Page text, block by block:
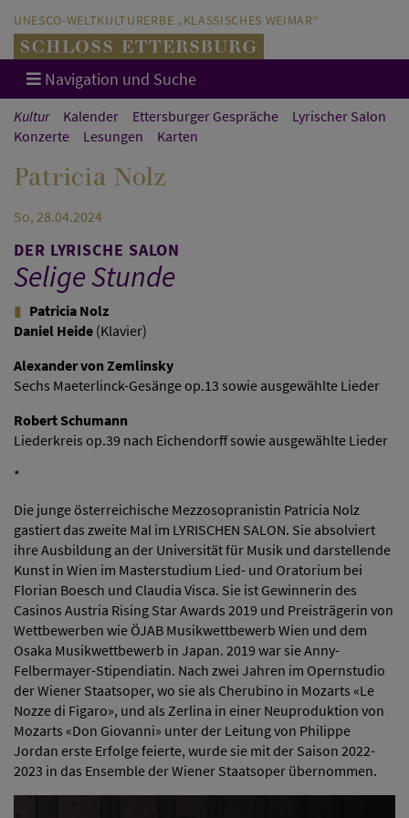
UNESCO-WELTKULTURERBE „KLASSISCHES WEIMAR“
Navigation und Suche
Kultur Kalender Ettersburger Gespräche
Lyrischer Salon
Konzerte
Lesungen Karten
Patricia Nolz
So, 28.04.2024
DER LYRISCHE SALON
Selige Stunde
Patricia Nolz
Daniel Heide (Klavier)
Alexander von Zemlinsky
Sechs Maeterlinck-Gesänge op.13 sowie ausgewählte Lieder
Robert Schumann
Liederkreis op.39 nach Eichendorff sowie ausgewählte Lieder
*
Die junge österreichische Mezzosopranistin Patricia Nolz
gastiert das zweite Mal im LYRISCHEN SALON. Sie absolviert
ihre Ausbildung an der Universität für Musik und darstellende
Kunst in Wien im Masterstudium Lied- und Oratorium bei
Florian Boesch und Claudia Visca. Sie ist Gewinnerin des
Casinos Austria Rising Star Awards 2019 und Preisträgerin von
Wettbewerben wie ÖJAB Musikwettbewerb Wien und dem
Osaka Musikwettbewerb in Japan. 2019 war sie Anny-
Felbermayer-Stipendiatin. Nach zwei Jahren im Opernstudio
der Wiener Staatsoper, wo sie als Cherubino in Mozarts «Le
Nozze di Figaro», und als Zerlina in einer Neuproduktion von
Mozarts «Don Giovanni» unter der Leitung von Philippe
Jordan erste Erfolge feierte, wurde sie mit der Saison 2022-
2023 in das Ensemble der Wiener Staatsoper übernommen.